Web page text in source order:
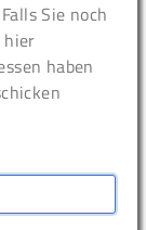
Sie noch
hier
haben